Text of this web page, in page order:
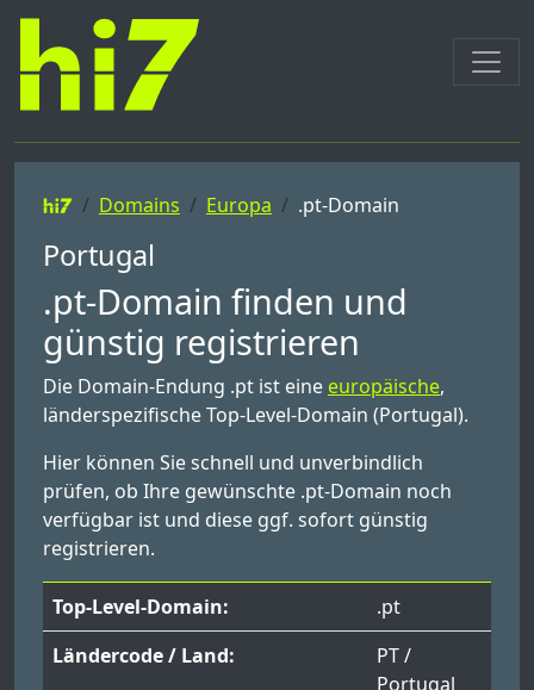
Domains Europa .pt-Domain
Portugal
.pt-Domain finden und
günstig registrieren
Die Domain-Endung .pt ist eine europäische,
länderspezifische Top-Level-Domain (Portugal).
Hier können Sie schnell und unverbindlich
prüfen, ob Ihre gewünschte .pt-Domain noch
verfügbar ist und diese ggf. sofort günstig
registrieren.
Top-Level-Domain:
.pt
Ländercode / Land:
PT /
Portugal